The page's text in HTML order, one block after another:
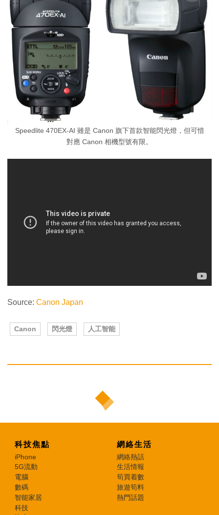
Speedlite 470EX-AI 雖是 Canon 旗下首款智能閃光燈，但可惜
對應 Canon 相機型號有限。
Source: Canon Japan
Canon 閃光燈 人工智能
科技焦點
iPhone
5G流動
電腦
數碼
智能家居
科技
網絡生活
網絡熱話
生活情報
筍買着數
旅遊筍料
熱門話題